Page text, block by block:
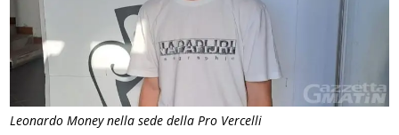
Leonardo Money nella sede della Pro Vercelli